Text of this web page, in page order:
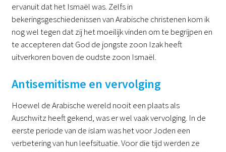
ervanuit dat het Ismaël was. Zelfs in
bekeringsgeschiedenissen van Arabische christenen kom ik
nog wel tegen dat zij het moeilijk vinden om te begrijpen en
te accepteren dat God de jongste zoon Izak heeft
uitverkoren boven de oudste zoon Ismaël.
Antisemitisme en vervolging
Hoewel de Arabische wereld nooit een plaats als
Auschwitz heeft gekend, was er wel vaak vervolging. In de
eerste periode van de islam was het voor Joden een
verbetering van hun leefsituatie. Voor die tijd werden ze